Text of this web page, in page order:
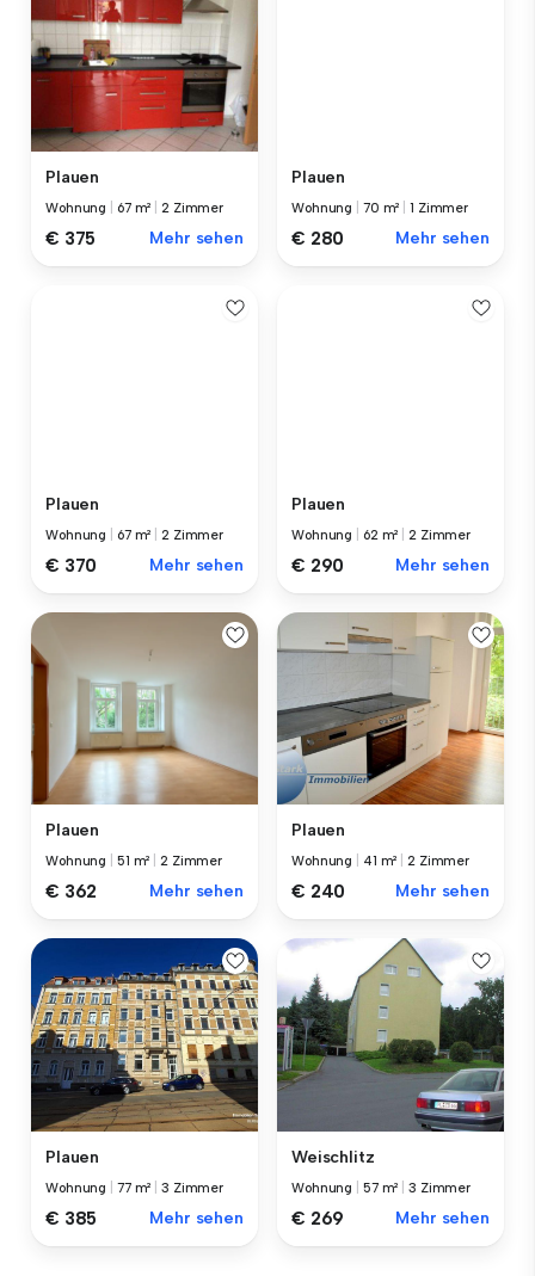
Plauen
Wohnung 67 m² |2 Zimmer
€ 375 Mehr sehen
Plauen
Wohnung 70 m² |1 Zimmer
€ 280 Mehr sehen
Plauen
Wohnung 67 m² |2 Zimmer
€ 370 Mehr sehen
Plauen
Wohnung 62 m² |2 Zimmer
€ 290 Mehr sehen
Plauen
Wohnung 51 m² |2 Zimmer
€ 362 Mehr sehen
Plauen
Wohnung 41 m² |2 Zimmer
€ 240 Mehr sehen
Plauen
Wohnung 77 m² |3 Zimmer
€ 385 Mehr sehen
Weischlitz
Wohnung 57 m² |3 Zimmer
€ 269 Mehr sehen